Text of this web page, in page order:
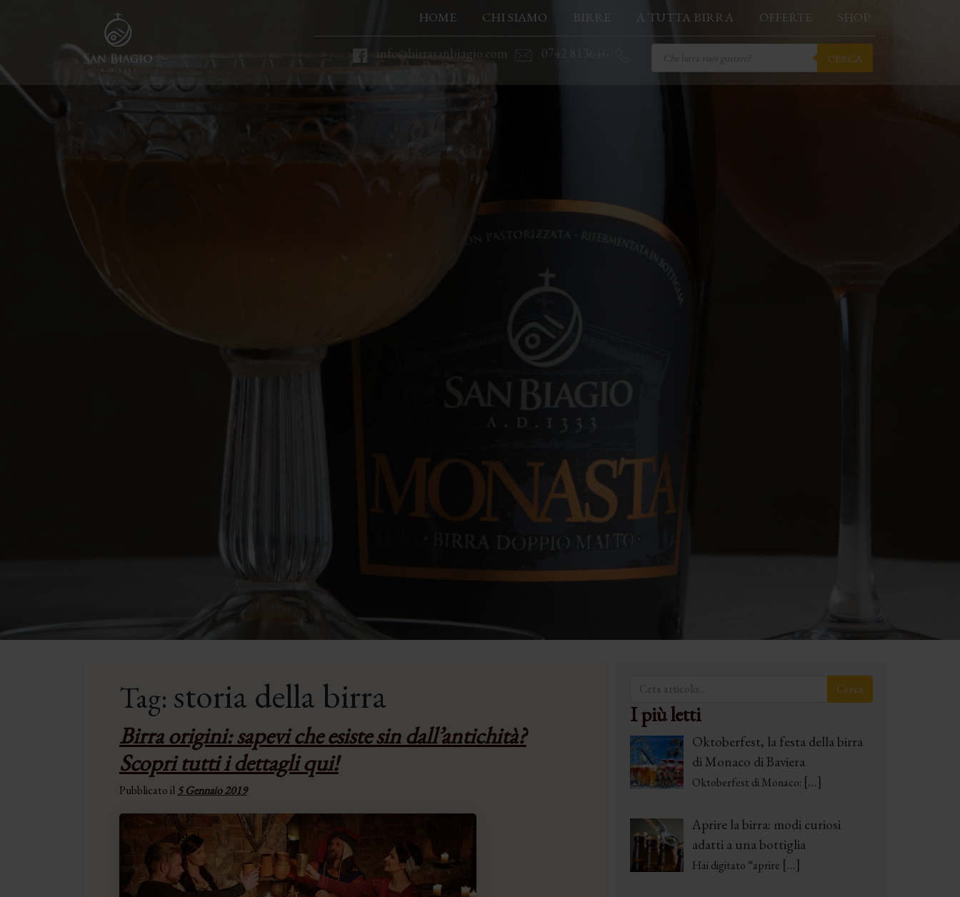
HOME CHI SIAMO BIRRE A TUTTA BIRRA OFFERTE SHOP
info@birrasanbiagio.com 0742 813646 search CERCA
Tag: storia della birra
Birra origini: sapevi che esiste sin dall’antichità?
Scopri tutti i dettagli qui!
Pubblicato il5 Gennaio 2019
I più letti
Oktoberfest, la festa della birra
di Monaco di Baviera
Oktoberfest di Monaco: […]
Aprire la birra: modi curiosi
adatti a una bottiglia
Hai digitato “aprire […]